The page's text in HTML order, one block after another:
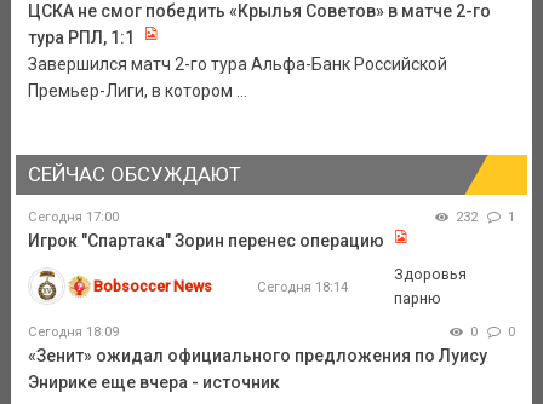
ЦСКА не смог победить «Крылья Советов» в матче 2-го
тура РПЛ, 1:1
Завершился матч 2-го тура Альфа-Банк Российской
Премьер-Лиги, в котором ...
СЕЙЧАС ОБСУЖДАЮТ
Сегодня 17:00 232 1
Игрок "Спартака" Зорин перенес операцию
Bobsoccer News Сегодня 18:14
Здоровья
парню
Сегодня 18:09 0 0
«Зенит» ожидал официального предложения по Луису
Энирике еще вчера - источник